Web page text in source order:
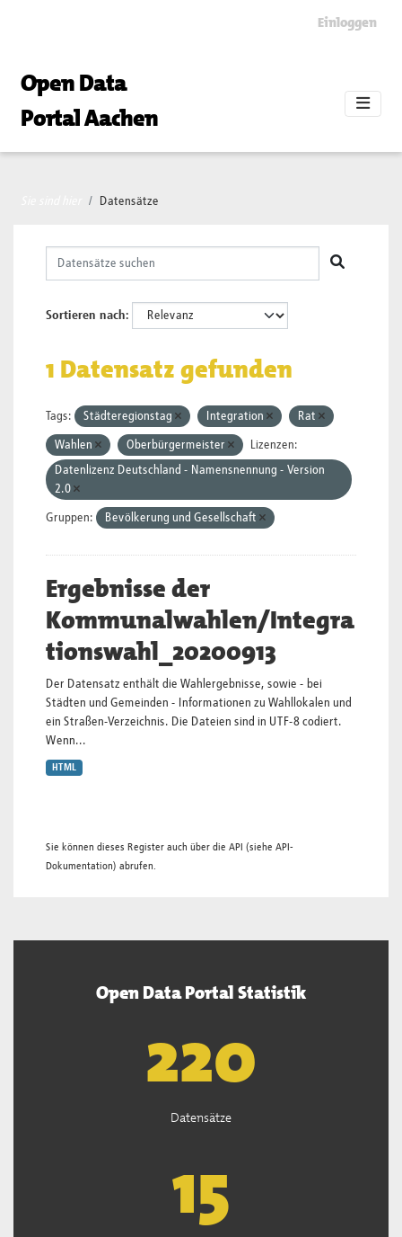
Einloggen
Open Data
Portal Aachen
Datensätze
Sortieren nach
1 Datensatz gefunden
Tags: Städteregionstag Integration Rat
Wahlen Oberbürgermeister
Lizenzen:
Datenlizenz Deutschland - Namensnennung - Version
2.0
Gruppen: Bevölkerung und Gesellschaft
Ergebnisse der
Kommunalwahlen/Integra
tionswahl_20200913
Der Datensatz enthält die Wahlergebnisse, sowie - bei
Städten und Gemeinden - Informationen zu Wahllokalen und
ein Straßen-Verzeichnis. Die Dateien sind in UTF-8 codiert.
Wenn...
HTML
Sie können dieses Register auch über die API (siehe API-
Dokumentation) abrufen.
Open Data Portal Statistik
221
Datensätze
15